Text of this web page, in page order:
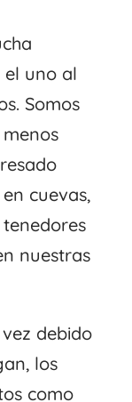
el uno al
Somos
cuevas,
nuestras
debido
los
como